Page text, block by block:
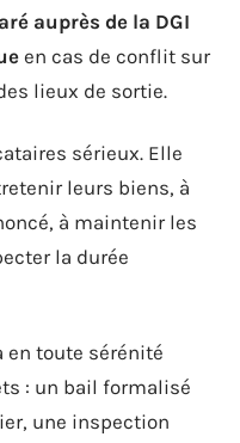
auprès de la DGI
en cas de conflit sur
lieux de sortie.
sérieux. Elle
leurs biens, à
à maintenir les
la durée
en toute sérénité
: un bail formalisé
une inspection